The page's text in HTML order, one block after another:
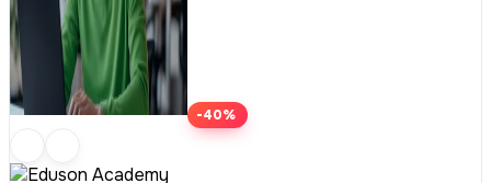
-40%